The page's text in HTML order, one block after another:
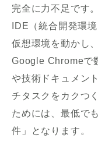
完全に力不足です
IDE（統合開発環
仮想環境を動かし
Google Chromeで
や技術ドキュメン
チタスクをカクつ
ためには、最低でも
件」となります。